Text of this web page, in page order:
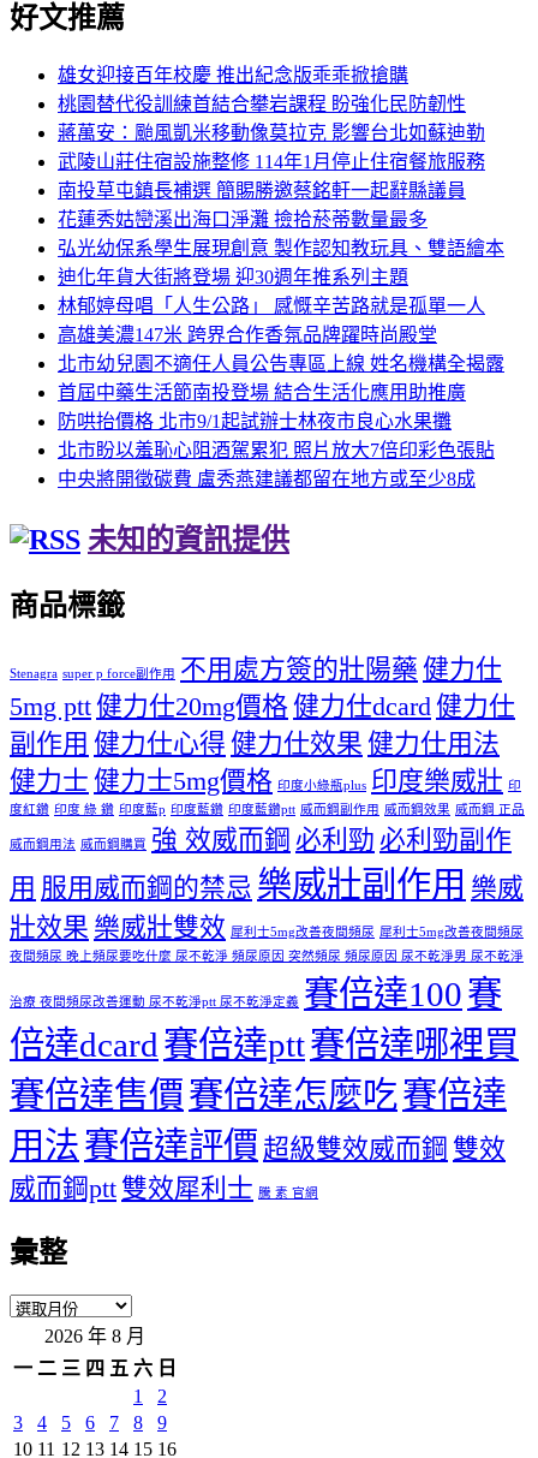
好文推薦
雄女迎接百年校慶 推出紀念版乖乖掀搶購
桃園替代役訓練首結合攀岩課程 盼強化民防韌性
蔣萬安：颱風凱米移動像莫拉克 影響台北如蘇迪勒
武陵山莊住宿設施整修 114年1月停止住宿餐旅服務
南投草屯鎮長補選 簡賜勝邀蔡銘軒一起辭縣議員
花蓮秀姑巒溪出海口淨灘 撿拾菸蒂數量最多
弘光幼保系學生展現創意 製作認知教玩具、雙語繪本
迪化年貨大街將登場 迎30週年推系列主題
林郁婷母唱「人生公路」 感慨辛苦路就是孤單一人
高雄美濃147米 跨界合作香氛品牌躍時尚殿堂
北市幼兒園不適任人員公告專區上線 姓名機構全揭露
首屆中藥生活節南投登場 結合生活化應用助推廣
防哄抬價格 北市9/1起試辦士林夜市良心水果攤
北市盼以羞恥心阻酒駕累犯 照片放大7倍印彩色張貼
中央將開徵碳費 盧秀燕建議都留在地方或至少8成
未知的資訊提供
商品標籤
Stenagra super p force副作用 不用處方簽的壯陽藥 健力仕
5mg ptt健力仕20mg價格健力仕dcard健力仕
副作用 健力仕心得 健力仕效果 健力仕用法
健力士 健力士5mg價格 印度小綠瓶plus 印度樂威壯 印
度紅鑽 印度 綠 鑽 印度藍p 印度藍鑽 印度藍鑽ptt 威而鋼副作用 威而鋼效果 威而鋼 正品
威而鋼用法 威而鋼購買 強 效威而鋼 必利勁 必利勁副作
用 服用威而鋼的禁忌 樂威壯副作用 樂威
壯效果 樂威壯雙效 犀利士5mg改善夜間頻尿 犀利士5mg改善夜間頻尿
夜間頻尿 晚上頻尿要吃什麼 尿不乾淨 頻尿原因 突然頻尿 頻尿原因 尿不乾淨男 尿不乾淨
治療 夜間頻尿改善運動 尿不乾淨ptt 尿不乾淨定義 賽倍達100賽
倍達dcard 賽倍達ptt賽倍達哪裡買
賽倍達售價 賽倍達怎麼吃賽倍達
用法賽倍達評價 超級雙效威而鋼 雙效
威而鋼ptt 雙效犀利士 騰 素 官網
彙整
彙
2026 年 8 月
一 二 三 四 五 六 日
1
2
3
4 5 6 7 8
9
10 11 12 13 14 15 16